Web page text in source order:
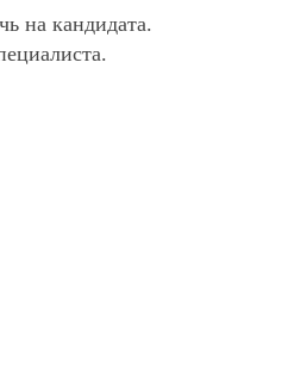
на кандидата.